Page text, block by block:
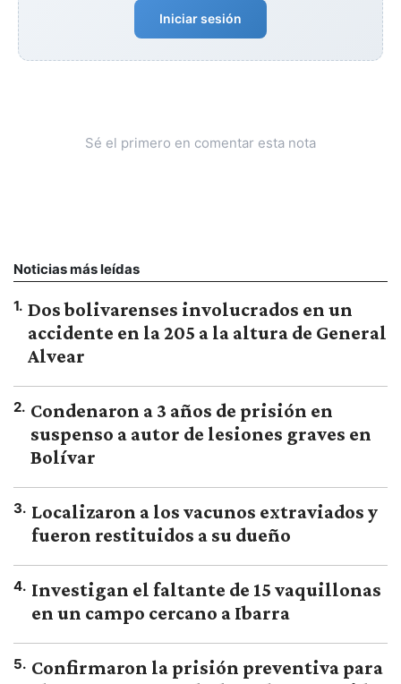
Iniciar sesión
Sé el primero en comentar esta nota
Noticias más leídas
1. Dos bolivarenses involucrados en un
accidente en la 205 a la altura de General
Alvear
2. Condenaron a 3 años de prisión en
suspenso a autor de lesiones graves en
Bolívar
3. Localizaron a los vacunos extraviados y
fueron restituidos a su dueño
4. Investigan el faltante de 15 vaquillonas
en un campo cercano a Ibarra
5. Confirmaron la prisión preventiva para